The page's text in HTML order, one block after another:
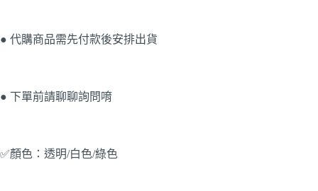
● 代購商品需先付款後安排出貨
● 下單前請聊聊詢問唷
✅顏色：透明/白色/綠色